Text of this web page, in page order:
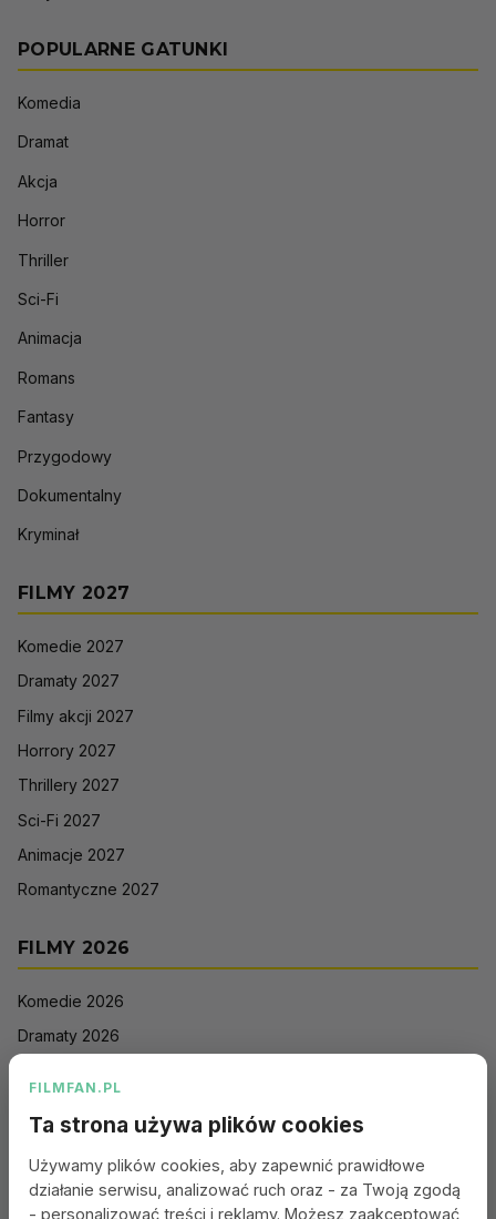
POPULARNE GATUNKI
Komedia
Dramat
Akcja
Horror
Thriller
Sci-Fi
Animacja
Romans
Fantasy
Przygodowy
Dokumentalny
Kryminał
FILMY 2027
Komedie 2027
Dramaty 2027
Filmy akcji 2027
Horrory 2027
Thrillery 2027
Sci-Fi 2027
Animacje 2027
Romantyczne 2027
FILMY 2026
Komedie 2026
Dramaty 2026
Sci-Fi 2026
Animacje 2026
FILMFAN.PL
Ta strona używa plików cookies
Używamy plików cookies, aby zapewnić prawidłowe
działanie serwisu, analizować ruch oraz - za Twoją zgodą
- personalizować treści i reklamy. Możesz zaakceptować